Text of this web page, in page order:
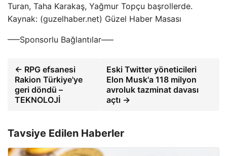
Turan, Taha Karakaş, Yağmur Topçu başrollerde.
Kaynak: (guzelhaber.net) Güzel Haber Masası
—–Sponsorlu Bağlantılar—–
← RPG efsanesi
Rakion Türkiye'ye
geri döndü –
TEKNOLOJİ
Eski Twitter yöneticileri
Elon Musk'a 118 milyon
avroluk tazminat davası
açtı →
Tavsiye Edilen Haberler